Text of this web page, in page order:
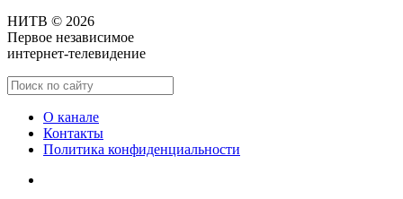
НИТВ © 2026
Первое независимое
интернет-телевидение
О канале
Контакты
Политика конфиденциальности